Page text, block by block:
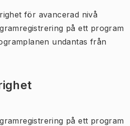
för avancerad nivå
på ett program
undantas från
på ett program